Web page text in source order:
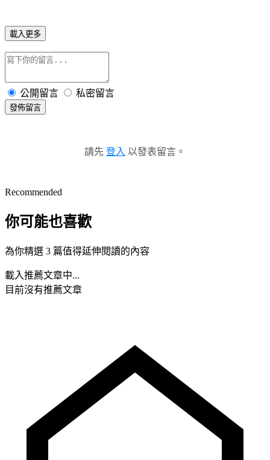
載入更多
公開留言 私密留言
發佈留言
請先 登入 以發表留言。
Recommended
你可能也喜歡
為你精選 3 篇值得延伸閱讀的內容
載入推薦文章中...
目前沒有推薦文章